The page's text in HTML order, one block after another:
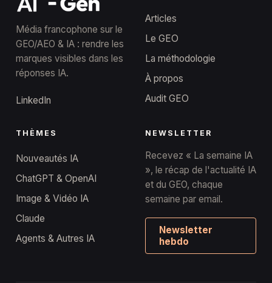
Média francophone sur le
GEO/AEO & IA : rendre les
marques visibles dans les
réponses IA.
LinkedIn
Articles
Le GEO
La méthodologie
À propos
Audit GEO
THÈMES
Nouveautés IA
ChatGPT & OpenAI
Image & Vidéo IA
Claude
Agents & Autres IA
NEWSLETTER
Recevez « La semaine IA
», le récap de l'actualité IA
et du GEO, chaque
semaine par email.
Newsletter
hebdo